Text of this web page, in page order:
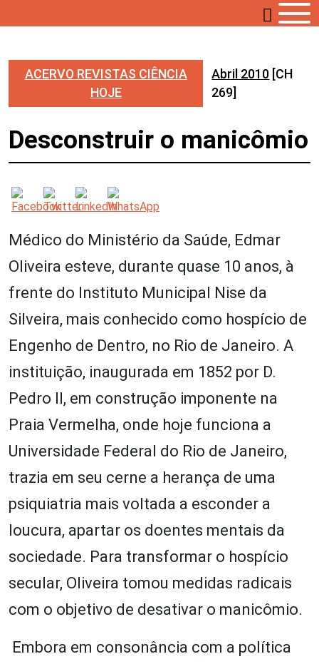
ACERVO REVISTAS CIÊNCIA
HOJE
Abril 2010 [CH
269]
Desconstruir o manicômio
Médico do Ministério da Saúde, Edmar
Oliveira esteve, durante quase 10 anos, à
frente do Instituto Municipal Nise da
Silveira, mais conhecido como hospício de
Engenho de Dentro, no Rio de Janeiro. A
instituição, inaugurada em 1852 por D.
Pedro II, em construção imponente na
Praia Vermelha, onde hoje funciona a
Universidade Federal do Rio de Janeiro,
trazia em seu cerne a herança de uma
psiquiatria mais voltada a esconder a
loucura, apartar os doentes mentais da
sociedade. Para transformar o hospício
secular, Oliveira tomou medidas radicais
com o objetivo de desativar o manicômio.
Embora em consonância com a política